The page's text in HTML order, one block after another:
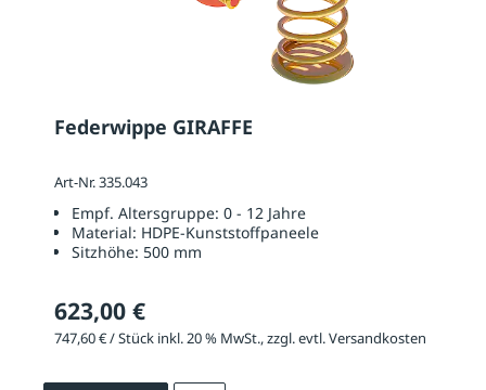
Federwippe GIRAFFE
Art-Nr. 335.043
Empf. Altersgruppe: 0 - 12 Jahre
Material: HDPE-Kunststoffpaneele
Sitzhöhe: 500 mm
623,00 €
747,60 € / Stück inkl. 20 % MwSt., zzgl. evtl. Versandkosten